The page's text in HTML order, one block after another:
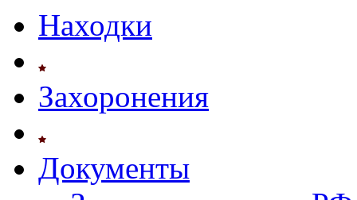
Находки
Захоронения
Документы